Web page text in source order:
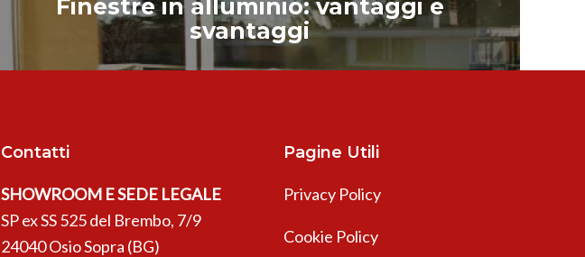
Finestre in alluminio: vantaggi e
svantaggi
Contatti
SHOWROOM E SEDE LEGALE
SP ex SS 525 del Brembo, 7/9
24040 Osio Sopra (BG)
Pagine Utili
Privacy Policy
Cookie Policy